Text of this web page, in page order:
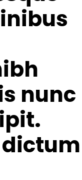
nunc
dictum